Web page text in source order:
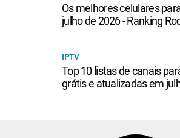
Os melhores celulares
julho de 2026 - Ranking
IPTV
Top 10 listas de canais
grátis e atualizadas em